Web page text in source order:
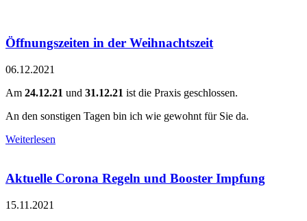
Öffnungszeiten in der Weihnachtszeit
06.12.2021
Am 24.12.21 und 31.12.21 ist die Praxis geschlossen.
An den sonstigen Tagen bin ich wie gewohnt für Sie da.
Weiterlesen
Aktuelle Corona Regeln und Booster Impfung
15.11.2021